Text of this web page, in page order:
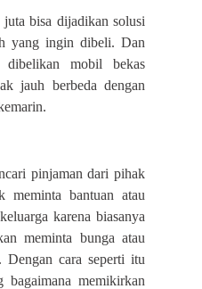
bisa dijadikan solusi
yang ingin dibeli. Dan
mobil bekas
jauh berbeda dengan
pinjaman dari pihak
meminta bantuan atau
karena biasanya
meminta bunga atau
Dengan cara seperti itu
memikirkan